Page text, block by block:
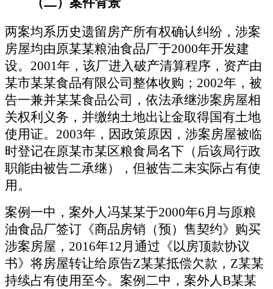
两案均系历史遗留房产所有权确认纠纷，涉案
房屋均由原某某粮油食品厂于2000年开发建
设。 2001年，该厂进入破产清算程序，资产由
某市某某食品有限公司整体收购； 2002年，被
告一兼并某某食品公司，依法承继涉案房屋相
关权利义务，并缴纳土地出让金取得国有土地
使用证。 2003年，因政策原因，涉案房屋被临
时登记在原某市某区粮食局名下（后该局行政
职能由被告二承继），但被告二未实际占有使
用。
案例一中，案外人冯某某于2000年6月与原粮
油食品厂签订《商品房销（预）售契约》购买
涉案房屋， 2016年12月通过《以房顶款协议
书》将房屋转让给原告Z某某抵偿欠款， Z某某
持续占有使用至今。案例二中，案外人B某某